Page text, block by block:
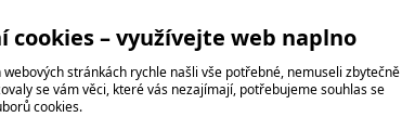
cookies – využívejte web naplno
webových stránkách rychle našli vše potřebné, nemuseli zbytečně
se vám věci, které vás nezajímají, potřebujeme souhlas se
cookies.